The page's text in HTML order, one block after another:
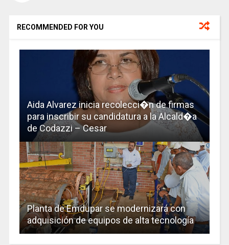
RECOMMENDED FOR YOU
Aida Alvarez inicia recolecci�n de firmas
para inscribir su candidatura a la Alcald�a
de Codazzi – Cesar
Planta de Emdupar se modernizará con
adquisición de equipos de alta tecnología